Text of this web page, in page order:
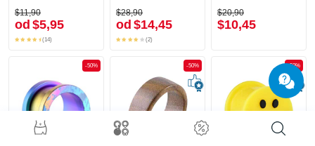
$11,90
od $5,95
(14)
$28,90
od $14,45
(2)
$20,90
$10,45
-50% -50% -50%